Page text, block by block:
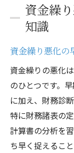
資金管
財務診
財務診断か
財務
資金繰
企業資
資金繰
企業経
知識
資金繰
知識
資金繰り悪化の
資金繰りの悪化
のひとつです。
に加え、財務診
特に財務諸表の
計算書の分析を
ち早く捉えるこ